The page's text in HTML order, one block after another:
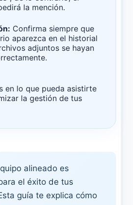
la mención.
Confirma siempre que
aparezca en el historial
adjuntos se hayan
en lo que pueda asistirte
la gestión de tus
alineado es
el éxito de tus
guía te explica cómo